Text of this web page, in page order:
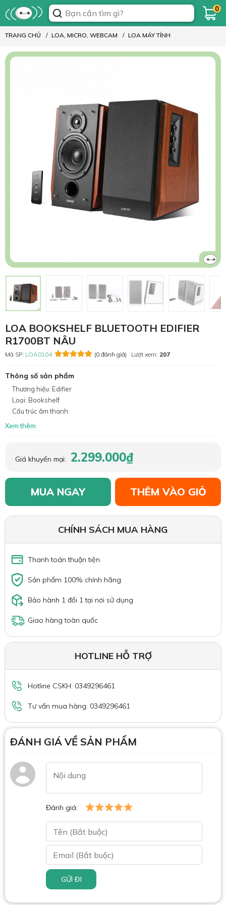
0
TRANG CHỦ LOA, MICRO, WEBCAM LOA MÁY TÍNH
LOA BOOKSHELF BLUETOOTH EDIFIER
R1700BT NÂU
Mã SP: LOA0104 (0 đánh giá) Lượt xem: 207
Thông số sản phẩm
Thương hiệu: Edifier
Loại: Bookshelf
Cấu trúc âm thanh:
Xem thêm
Giá khuyến mại: 2.299.000₫
MUA NGAY THÊM VÀO GIỎ
CHÍNH SÁCH MUA HÀNG
Thanh toán thuận tiện
Sản phẩm 100% chính hãng
Bảo hành 1 đổi 1 tại nơi sử dụng
Giao hàng toàn quốc
HOTLINE HỖ TRỢ
Hotline CSKH: 0349296461
Tư vấn mua hàng: 0349296461
ĐÁNH GIÁ VỀ SẢN PHẨM
Đánh giá:
GỬI ĐI